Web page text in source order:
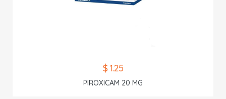
$ 1.25
PIROXICAM 20 MG